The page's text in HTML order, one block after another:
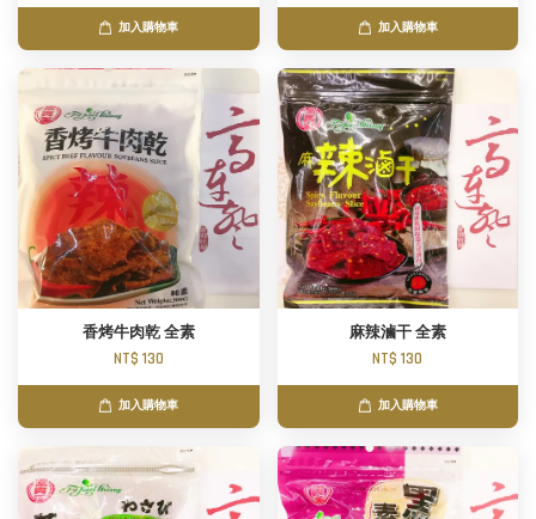
加入購物車 加入購物車
香烤牛肉乾 全素
NT$ 130
加入購物車
麻辣滷干 全素
NT$ 130
加入購物車